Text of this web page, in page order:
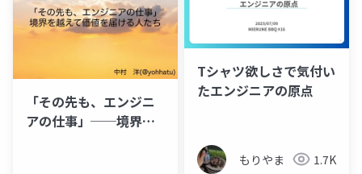
「その先も、エンジニ
アの仕事」──境界を
Tシャツ欲しさで気付い
たエンジニアの原点
もりやま 1.7K